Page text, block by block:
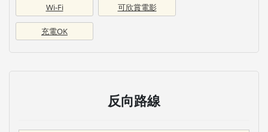
Wi-Fi 可欣賞電影
充電OK
反向路線